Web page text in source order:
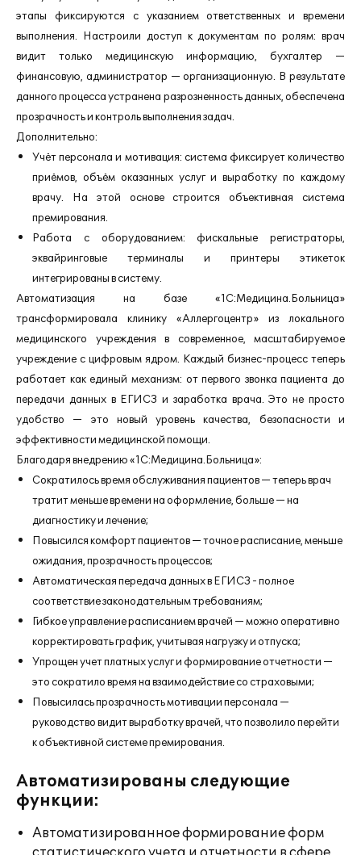
этапы фиксируются с указанием ответственных и времени
выполнения. Настроили доступ к документам по ролям: врач
видит только медицинскую информацию, бухгалтер —
финансовую, администратор — организационную. В результате
данного процесса устранена разрозненность данных, обеспечена
прозрачность и контроль выполнения задач.
Дополнительно:
Учёт персонала и мотивация: система фиксирует количество
приёмов, объём оказанных услуг и выработку по каждому
врачу. На этой основе строится объективная система
премирования.
Работа с оборудованием: фискальные регистраторы,
эквайринговые терминалы и принтеры этикеток
интегрированы в систему.
Автоматизация на базе «1С:Медицина.Больница»
трансформировала клинику «Аллергоцентр» из локального
медицинского учреждения в современное, масштабируемое
учреждение с цифровым ядром. Каждый бизнес-процесс теперь
работает как единый механизм: от первого звонка пациента до
передачи данных в ЕГИСЗ и заработка врача. Это не просто
удобство — это новый уровень качества, безопасности и
эффективности медицинской помощи.
Благодаря внедрению «1С:Медицина.Больница»:
Сократилось время обслуживания пациентов — теперь врач
тратит меньше времени на оформление, больше — на
диагностику и лечение;
Повысился комфорт пациентов — точное расписание, меньше
ожидания, прозрачность процессов;
Автоматическая передача данных в ЕГИСЗ - полное
соответствие законодательным требованиям;
Гибкое управление расписанием врачей — можно оперативно
корректировать график, учитывая нагрузку и отпуска;
Упрощен учет платных услуг и формирование отчетности —
это сократило время на взаимодействие со страховыми;
Повысилась прозрачность мотивации персонала —
руководство видит выработку врачей, что позволило перейти
к объективной системе премирования.
Автоматизированы следующие
функции:
Автоматизированное формирование форм